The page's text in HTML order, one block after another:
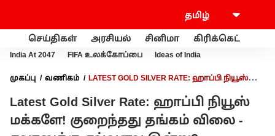
செய்திகள் அரசியல் சினிமா கிரிக்கெட்
India At 2047 FIFA உலக்கோப்பை Ideas of India
முகப்பு வணிகம்
LATEST GOLD SILVER RATE: ஹாப்பி நியூஸ்
இன்று?
Latest Gold Silver Rate: ஹாப்பி நியூஸ்
மக்களே! குறைந்தது தங்கம் விலை -